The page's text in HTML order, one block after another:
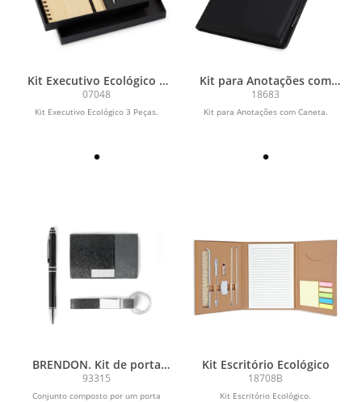
Kit Executivo Ecológico 3
Peças
07048
Kit Executivo Ecológico 3 Peças.
Kit para Anotações com
Caneta
18683
Kit para Anotações com Caneta.
BRENDON. Kit de porta
cartões, chaveiro e caneta
esferográfica em
93315
Conjunto composto por um porta
Kit Escritório Ecológico
18708B
Kit Escritório Ecológico.